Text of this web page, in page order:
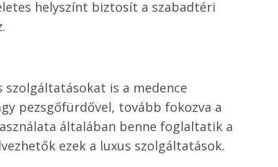
helyszínt biztosít a szabadtéri
szolgáltatásokat is a medence
pezsgőfürdővel, tovább fokozva a
általában benne foglaltatik a
ezek a luxus szolgáltatások.